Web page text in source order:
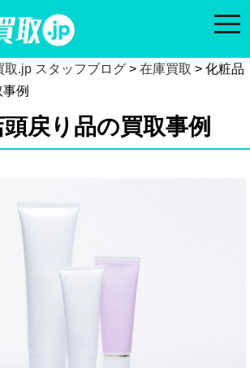
取.jp スタッフブログ > 在庫買取 > 化粧品
例
戻り品の買取事例